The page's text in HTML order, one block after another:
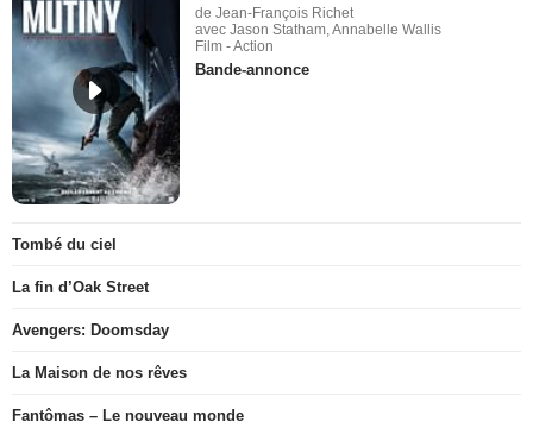
de Jean-François Richet
avec Jason Statham, Annabelle Wallis
Film - Action
Bande-annonce
Tombé du ciel
La fin d’Oak Street
Avengers: Doomsday
La Maison de nos rêves
Fantômas – Le nouveau monde